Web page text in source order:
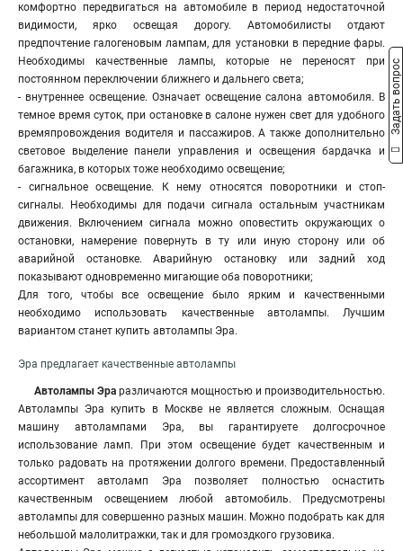
комфортно передвигаться на автомобиле в период недостаточной
видимости, ярко освещая дорогу. Автомобилисты отдают
предпочтение галогеновым лампам, для установки в передние фары.
Необходимы качественные лампы, которые не переносят при
постоянном переключении ближнего и дальнего света;
- внутреннее освещение. Означает освещение салона автомобиля. В
темное время суток, при остановке в салоне нужен свет для удобного
времяпровождения водителя и пассажиров. А также дополнительно
световое выделение панели управления и освещения бардачка и
багажника, в которых тоже необходимо освещение;
- сигнальное освещение. К нему относятся поворотники и стоп-
сигналы. Необходимы для подачи сигнала остальным участникам
движения. Включением сигнала можно оповестить окружающих о
остановки, намерение повернуть в ту или иную сторону или об
аварийной остановке. Аварийную остановку или задний ход
показывают одновременно мигающие оба поворотники;
Для того, чтобы все освещение было ярким и качественными
необходимо использовать качественные автолампы. Лучшим
вариантом станет купить автолампы Эра.
Эра предлагает качественные автолампы
Автолампы Эра различаются мощностью и производительностью.
Автолампы Эра купить в Москве не является сложным. Оснащая
машину автолампами Эра, вы гарантируете долгосрочное
использование ламп. При этом освещение будет качественным и
только радовать на протяжении долгого времени. Предоставленный
ассортимент автоламп Эра позволяет полностью оснастить
качественным освещением любой автомобиль. Предусмотрены
автолампы для совершенно разных машин. Можно подобрать как для
небольшой малолитражки, так и для громоздкого грузовика.
Задать вопрос